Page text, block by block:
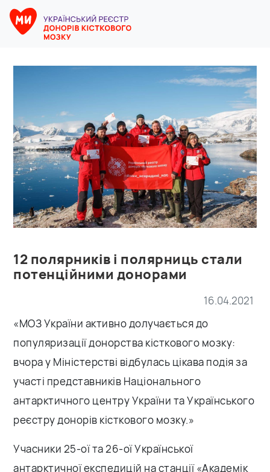
12 полярників і полярниць стали
потенційними донорами
16.04.2021
«МОЗ України активно долучається до
популяризації донорства кісткового мозку:
вчора у Міністерстві відбулась цікава подія за
участі представників Національного
антарктичного центру України та Українського
реєстру донорів кісткового мозку.»
Учасники 25-ої та 26-ої Української
антарктичної експедицій на станції «Академік